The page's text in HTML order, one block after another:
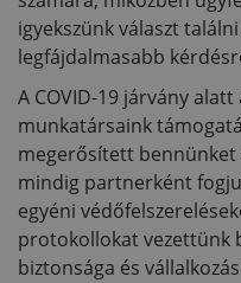
igyekszünk választ
legfájdalmasabb
A COVID-19 járvány alatt
munkatársaink
megerősített bennünket
mindig partnerként
egyéni
protokollokat vezettünk
biztonsága és